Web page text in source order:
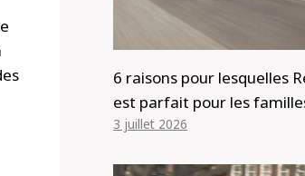
6 raisons pour lesquelles
est parfait pour les
3 juillet 2026